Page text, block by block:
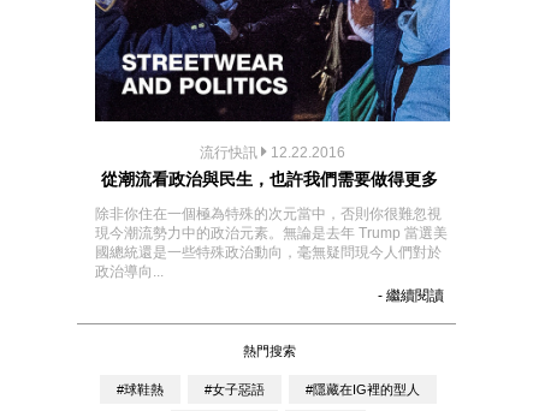
流行快訊 12.22.2016
從潮流看政治與民生，也許我們需要做得更多
除非你住在一個極為特殊的次元當中，否則你很難忽視
現今潮流勢力中的政治元素。無論是去年 Trump 當選美
國總統還是一些特殊政治動向，毫無疑問現今人們對於
政治導向...
- 繼續閱讀
熱門搜索
#球鞋熱 #女子惡語 #隱藏在IG裡的型人